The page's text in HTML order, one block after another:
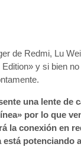
de Redmi, Lu
y si bien
una lente de
por lo que
la conexión en
potenciando